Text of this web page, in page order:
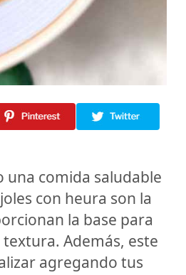
una comida saludable
con heura son la
la base para
Además, este
agregando tus